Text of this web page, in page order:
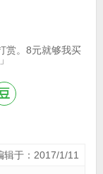
赏。8元就够我买
辑于：2017/1/11